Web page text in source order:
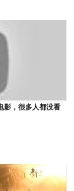
影，很多人都没看